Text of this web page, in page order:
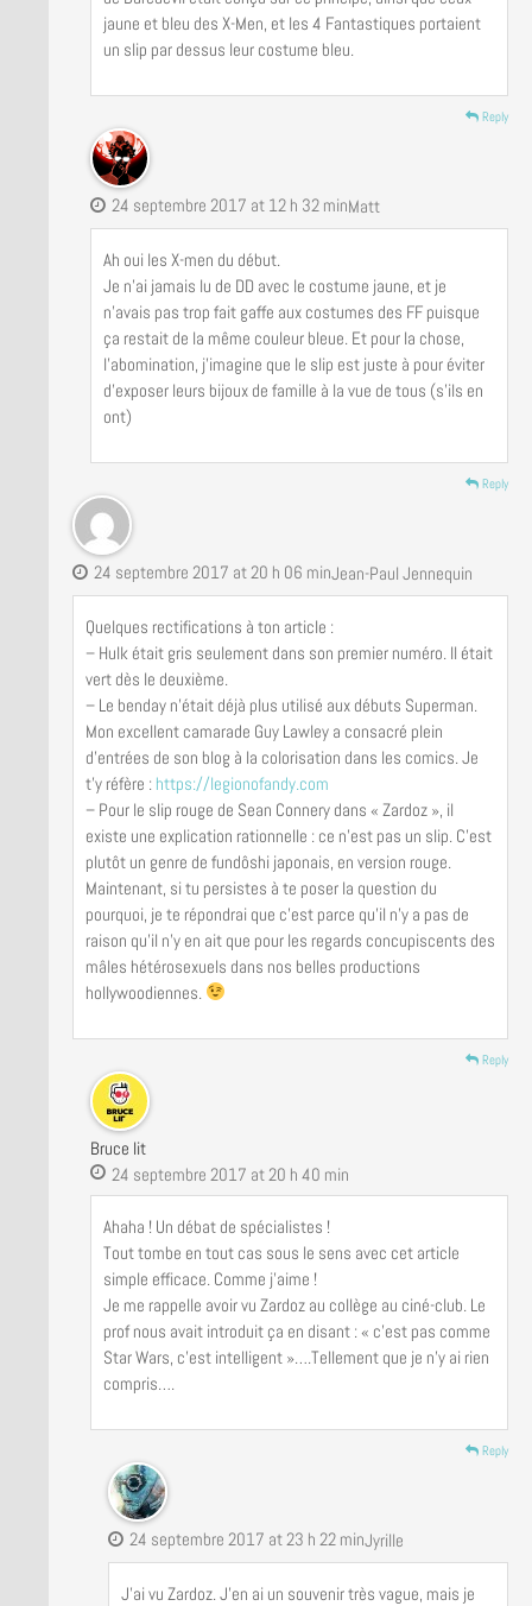
jaune et bleu des X-Men, et les 4 Fantastiques portaient
un slip par dessus leur costume bleu.
Reply
Matt
24 septembre 2017 at 12 h 32 min
Ah oui les X-men du début.
Je n’ai jamais lu de DD avec le costume jaune, et je
n’avais pas trop fait gaffe aux costumes des FF puisque
ça restait de la même couleur bleue. Et pour la chose,
l’abomination, j’imagine que le slip est juste à pour éviter
d’exposer leurs bijoux de famille à la vue de tous (s’ils en
ont)
Reply
Jean-Paul Jennequin
24 septembre 2017 at 20 h 06 min
Quelques rectifications à ton article :
– Hulk était gris seulement dans son premier numéro. Il était
vert dès le deuxième.
– Le benday n’était déjà plus utilisé aux débuts Superman.
Mon excellent camarade Guy Lawley a consacré plein
d’entrées de son blog à la colorisation dans les comics. Je
t’y réfère : https://legionofandy.com
– Pour le slip rouge de Sean Connery dans « Zardoz », il
existe une explication rationnelle : ce n’est pas un slip. C’est
plutôt un genre de fundôshi japonais, en version rouge.
Maintenant, si tu persistes à te poser la question du
pourquoi, je te répondrai que c’est parce qu’il n’y a pas de
raison qu’il n’y en ait que pour les regards concupiscents des
mâles hétérosexuels dans nos belles productions
hollywoodiennes.
Reply
Bruce lit
24 septembre 2017 at 20 h 40 min
Ahaha ! Un débat de spécialistes !
Tout tombe en tout cas sous le sens avec cet article
simple efficace. Comme j’aime !
Je me rappelle avoir vu Zardoz au collège au ciné-club. Le
prof nous avait introduit ça en disant : « c’est pas comme
Star Wars, c’est intelligent »….Tellement que je n’y ai rien
compris….
Reply
Jyrille
24 septembre 2017 at 23 h 22 min
J’ai vu Zardoz. J’en ai un souvenir très vague, mais je